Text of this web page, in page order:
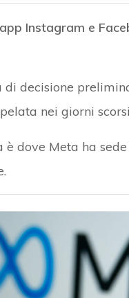
Instagram e
decisione
nei giorni
è dove Meta ha